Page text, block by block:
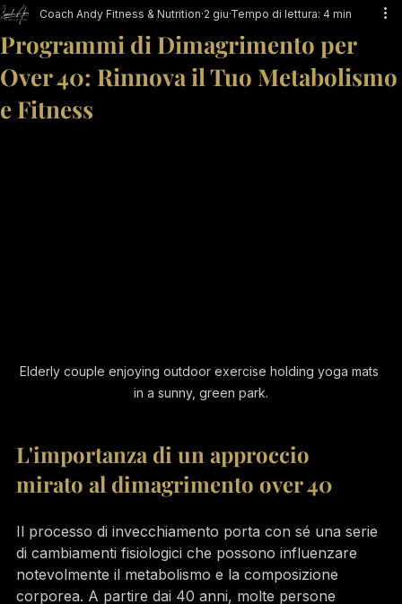
Programmi di Dimagrimento per
Over 40: Rinnova il Tuo Metabolismo
e Fitness
Coach Andy Fitness & Nutrition 2 giu Tempo di lettura: 4 min
Elderly couple enjoying outdoor exercise holding yoga mats
in a sunny, green park.
L'importanza di un approccio
mirato al dimagrimento over 40
Il processo di invecchiamento porta con sé una serie
di cambiamenti fisiologici che possono influenzare
notevolmente il metabolismo e la composizione
corporea. A partire dai 40 anni, molte persone